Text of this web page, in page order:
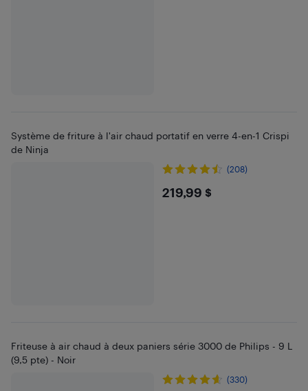
Système de friture à l'air chaud portatif en verre 4-en-1 Crispi
de Ninja
(208)
$219.99
219,99 $
Friteuse à air chaud à deux paniers série 3000 de Philips - 9 L
(9,5 pte) - Noir
(330)